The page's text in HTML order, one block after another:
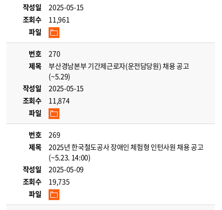
작성일
2025-05-15
조회수
11,961
파일
번호
270
제목
부산경남본부 기간제근로자(운전담당원) 채용 공고
(~5.29)
작성일
2025-05-15
조회수
11,874
파일
번호
269
제목
2025년 한국철도공사 장애인 체험형 인턴사원 채용 공고
(~5.23. 14:00)
작성일
2025-05-09
조회수
19,735
파일